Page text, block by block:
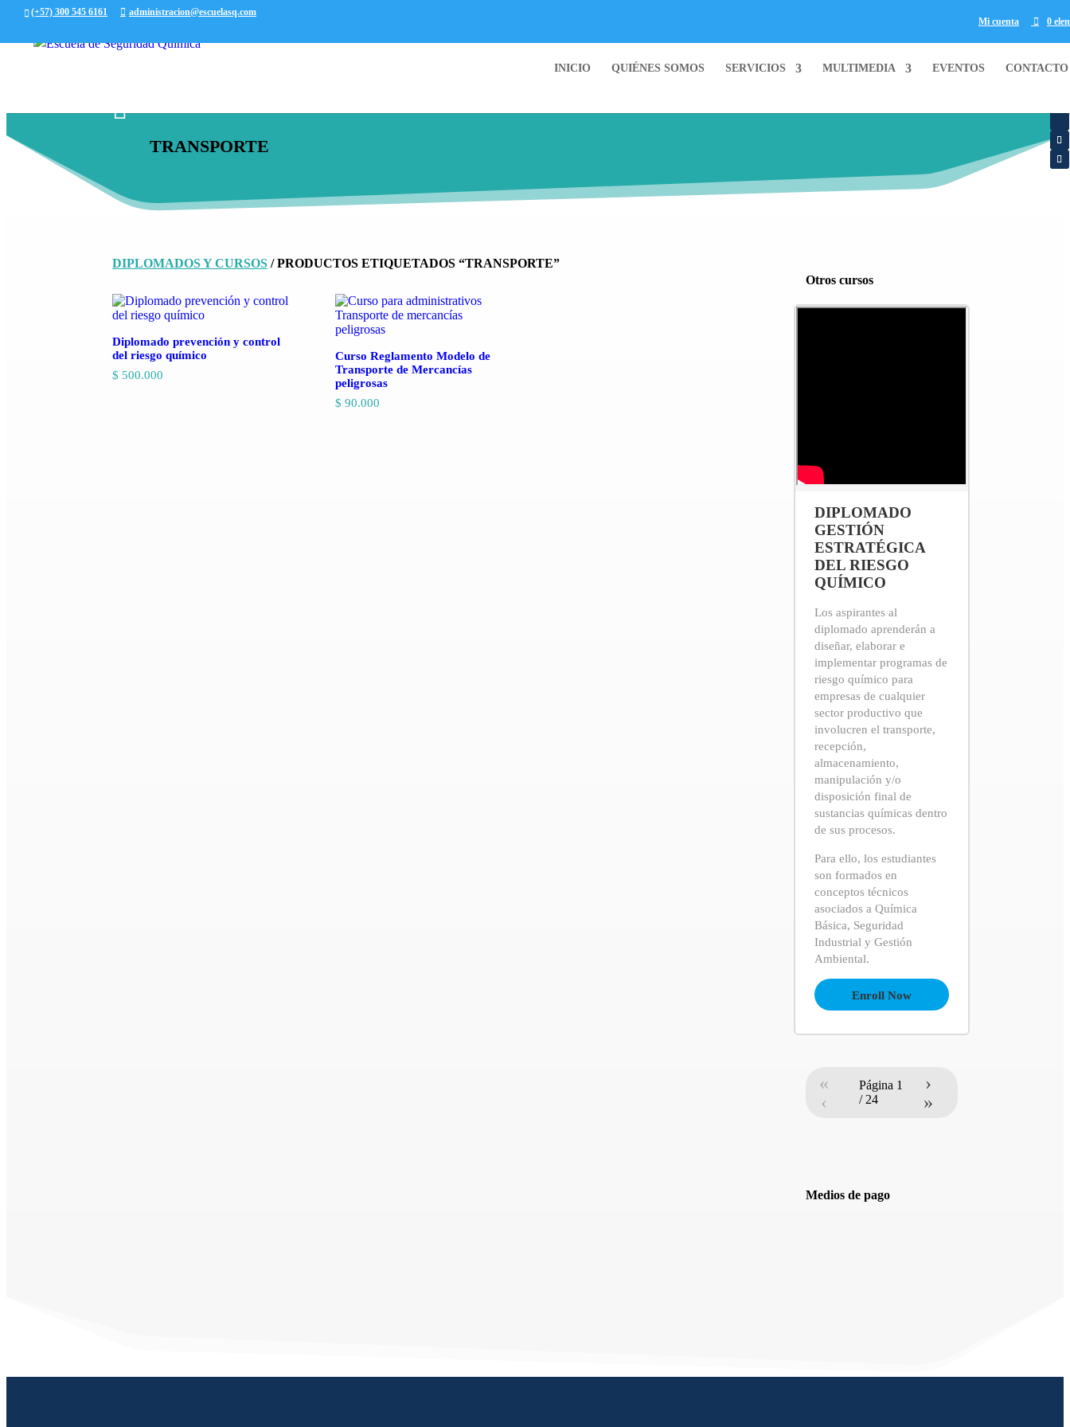
(+57) 300 545 6161
administracion@escuelasq.com
Mi cuenta
0
INICIO QUIÉNES SOMOS SERVICIOS MULTIMEDIA EVENTOS CONTACTO

TRANSPORTE
DIPLOMADOS Y CURSOS/ PRODUCTOS ETIQUETADOS “TRANSPORTE”
Diplomado prevención y control
del riesgo químico
$ 500.000
Curso Reglamento Modelo de
Transporte de Mercancías
peligrosas
$ 90.000
Otros cursos
DIPLOMADO
GESTIÓN
ESTRATÉGICA
DEL RIESGO
QUÍMICO
Los aspirantes al
diplomado aprenderán a
diseñar, elaborar e
implementar programas de
riesgo químico para
empresas de cualquier
sector productivo que
involucren el transporte,
recepción,
almacenamiento,
manipulación y/o
disposición final de
sustancias químicas dentro
de sus procesos.
Para ello, los estudiantes
son formados en
conceptos técnicos
asociados a Química
Básica, Seguridad
Industrial y Gestión
Ambiental.
Enroll Now
«
‹
›
»
Página 1
/ 24
Medios de pago